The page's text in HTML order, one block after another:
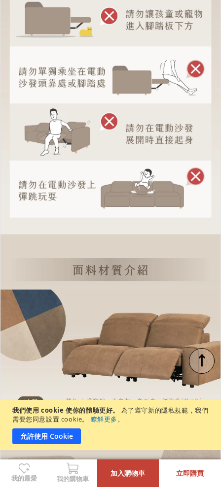
我們使用 cookie 使你的體驗更好。
為了遵守新的隱私規範，我們
需要您同意設置 cookie。
瞭解更多。
允許使用 Cookie
↑
我的最愛 我的購物車
加入購物車 立即購買
+
-